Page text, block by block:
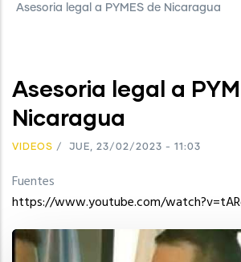
Asesoria legal a PYMES de Nicaragua
Asesoria legal a
Nicaragua
VIDEOS / JUE, 23/02/2023 - 11:03
Fuentes
https://www.youtube.com/